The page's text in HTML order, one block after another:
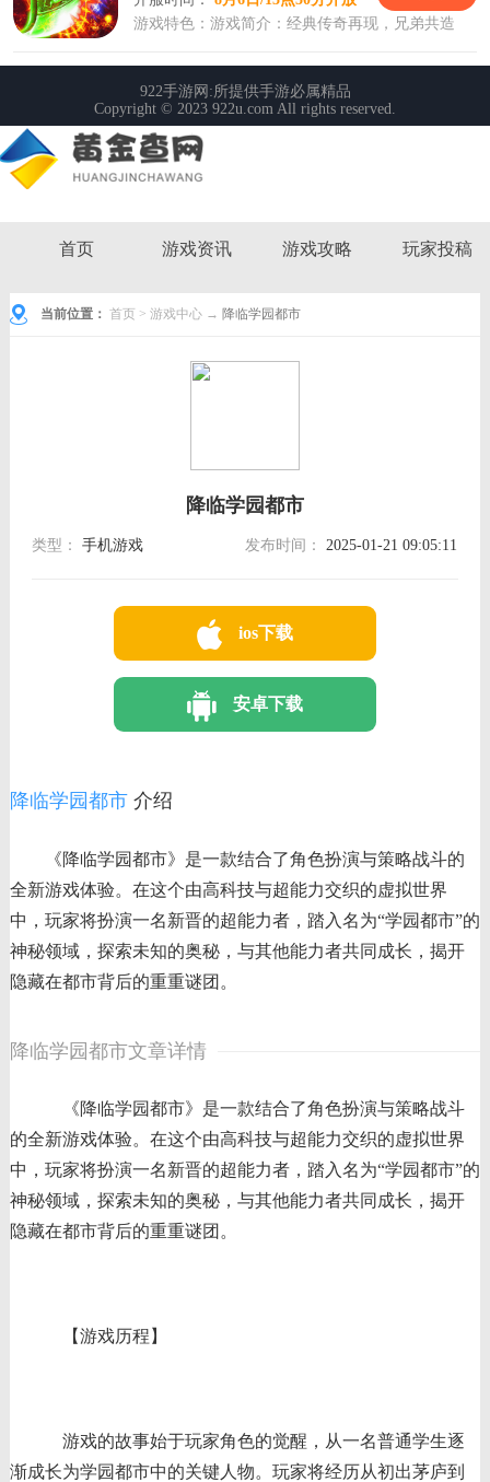
首页 游戏资讯 游戏攻略 玩家投稿
当前位置： 首页 > 游戏中心→ 降临学园都市
降临学园都市
类型： 手机游戏 发布时间： 2025-01-21 09:05:11
ios下载
安卓下载
降临学园都市 介绍
《降临学园都市》是一款结合了角色扮演与策略战斗的
全新游戏体验。在这个由高科技与超能力交织的虚拟世界
中，玩家将扮演一名新晋的超能力者，踏入名为“学园都市”的
神秘领域，探索未知的奥秘，与其他能力者共同成长，揭开
隐藏在都市背后的重重谜团。
降临学园都市文章详情
《降临学园都市》是一款结合了角色扮演与策略战斗
的全新游戏体验。在这个由高科技与超能力交织的虚拟世界
中，玩家将扮演一名新晋的超能力者，踏入名为“学园都市”的
神秘领域，探索未知的奥秘，与其他能力者共同成长，揭开
隐藏在都市背后的重重谜团。
【游戏历程】
游戏的故事始于玩家角色的觉醒，从一名普通学生逐
渐成长为学园都市中的关键人物。玩家将经历从初出茅庐到